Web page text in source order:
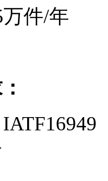
万件/年
IATF16949